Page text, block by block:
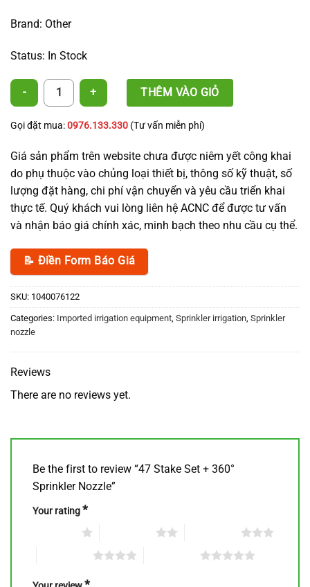
Brand: Other
Status: In Stock
47 Stake Set + 360° Sprinkler Nozzle quantity
THÊM VÀO GIỎ
Gọi đặt mua:0976.133.330 (Tư vấn miễn phí)
Giá sản phẩm trên website chưa được niêm yết công khai
do phụ thuộc vào chủng loại thiết bị, thông số kỹ thuật, số
lượng đặt hàng, chi phí vận chuyển và yêu cầu triển khai
thực tế. Quý khách vui lòng liên hệ ACNC để được tư vấn
và nhận báo giá chính xác, minh bạch theo nhu cầu cụ thể.
📝 Điền Form Báo Giá
SKU: 1040076122
Categories: Imported irrigation equipment Sprinkler irrigation Sprinkler
nozzle
Reviews
There are no reviews yet.
Be the first to review “47 Stake Set + 360°
Sprinkler Nozzle”
Your rating*